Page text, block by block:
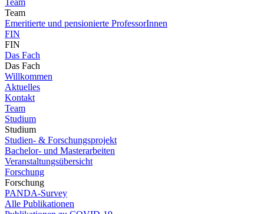
Team
Team
Emeritierte und pensionierte ProfessorInnen
FIN
FIN
Das Fach
Das Fach
Willkommen
Aktuelles
Kontakt
Team
Studium
Studium
Studien- & Forschungsprojekt
Bachelor- und Masterarbeiten
Veranstaltungsübersicht
Forschung
Forschung
PANDA-Survey
Alle Publikationen